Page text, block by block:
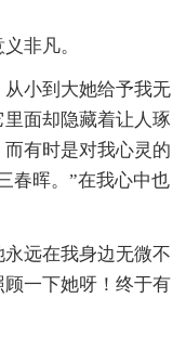
非凡。
小到大她给予我无
面却隐藏着让人琢
有时是对我心灵的
春晖。”在我心中也
远在我身边无微不
一下她呀！终于有